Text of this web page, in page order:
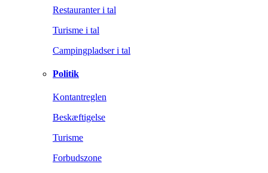
Restauranter i tal
Turisme i tal
Campingpladser i tal
Politik
Kontantreglen
Beskæftigelse
Turisme
Forbudszone